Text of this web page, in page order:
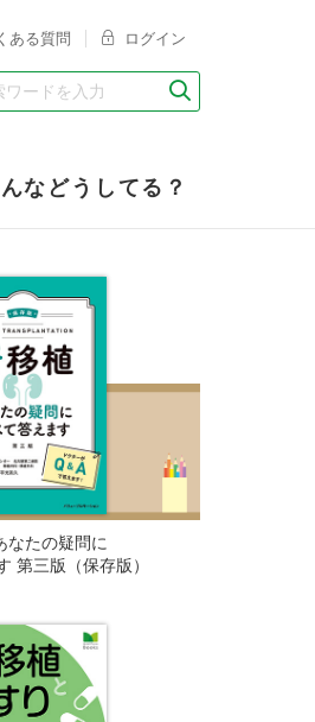
などうしてる？
ある質問 ログイン
なたの疑問に
第三版（保存版）